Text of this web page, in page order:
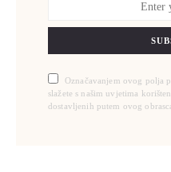
Označavanjem ovog polja
slažete s našim uvjetima
dostavljenih putem ovog